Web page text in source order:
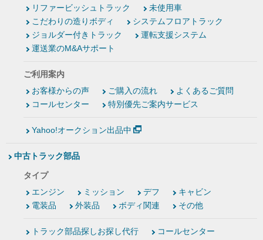
リファービッシュトラック
未使用車
こだわりの造りボディ
システムフロアトラック
ジョルダー付きトラック
運転支援システム
運送業のM&Aサポート
ご利用案内
お客様からの声
ご購入の流れ
よくあるご質問
コールセンター
特別優先ご案内サービス
Yahoo!オークション出品中
中古トラック部品
タイプ
エンジン
ミッション デフ
キャビン
電装品
外装品 ボディ関連 その他
トラック部品探しお探し代行 コールセンター